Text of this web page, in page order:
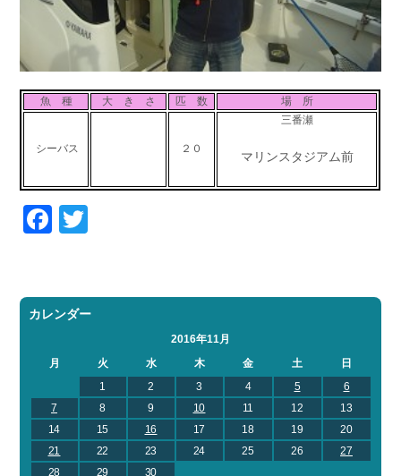
魚 種 大 き さ 匹 数 場 所
シーバス ２０
三番瀬
マリンスタジアム前
Facebook
カレンダー
2016年11月
月
火 水 木 金 土
日
1
2 3 4 5
6
7
8 9 10 11 12
13
14
15 16 17 18 19
20
21
22 23 24 25 26
27
28
29
30